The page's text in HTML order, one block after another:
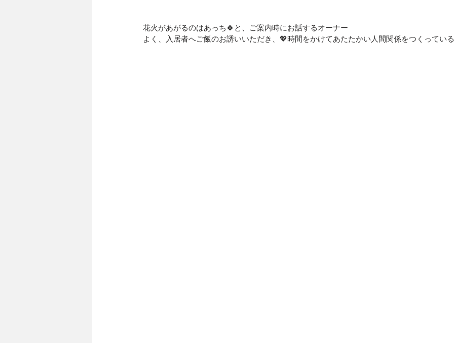
花火があがるのはあっち🍀と、ご案内時にお話するオーナー
よく、入居者へご飯のお誘いいただき、💖時間をかけてあたたかい人間関係をつくってい